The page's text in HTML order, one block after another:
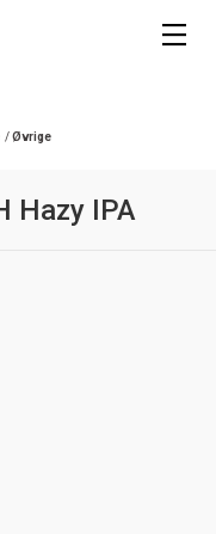
/Øvrige
Hazy IPA